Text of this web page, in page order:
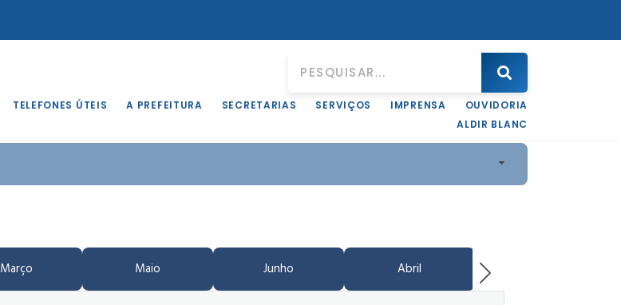
TELEFONES ÚTEIS A PREFEITURA SECRETARIAS SERVIÇOS IMPRENSA
OUVIDORIA
ALDIR BLANC
Março Maio Junho Abril